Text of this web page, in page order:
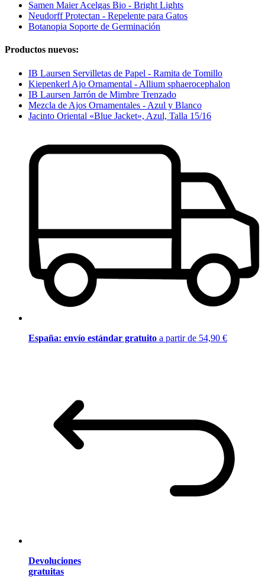
Samen Maier Acelgas Bio - Bright Lights
Neudorff Protectan - Repelente para Gatos
Botanopia Soporte de Germinación
Productos nuevos:
IB Laursen Servilletas de Papel - Ramita de Tomillo
Kiepenkerl Ajo Ornamental - Allium sphaerocephalon
IB Laursen Jarrón de Mimbre Trenzado
Mezcla de Ajos Ornamentales - Azul y Blanco
Jacinto Oriental «Blue Jacket», Azul, Talla 15/16
España: envío estándar gratuito a partir de 54,90 €
Devoluciones
gratuitas